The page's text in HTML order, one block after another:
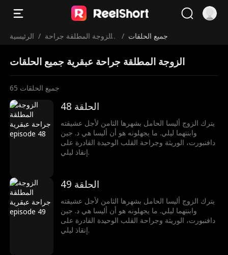
الرئيسية / الزوجة المطلقة جراحة
/ جميع الحلقات
الزوجة المطلقة جراحة عبقرية جميع الحلقات
65 جميع الحلقات
الحلقة 48
يترك الزوج أليسا الحامل بشهرها الثامن لأجل عشيقته
وابنتهما ليلي. ما يجهلونه هو أن أليسا هي د. جين
دافنبورت، الوريثة وجراحة القلب الوحيدة القادرة على
إنقاذ ليلي.
الحلقة 49
يترك الزوج أليسا الحامل بشهرها الثامن لأجل عشيقته
وابنتهما ليلي. ما يجهلونه هو أن أليسا هي د. جين
دافنبورت، الوريثة وجراحة القلب الوحيدة القادرة على
إنقاذ ليلي.